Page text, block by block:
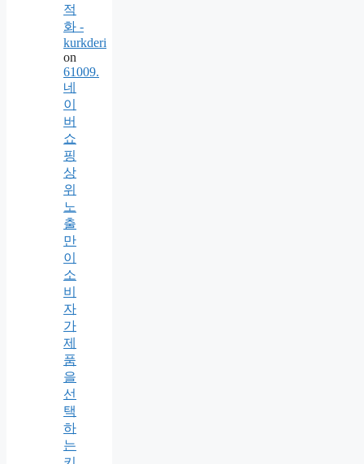
적
화 -
kurkderi
on
61009.
네
이
버
쇼
핑
상
위
노
출
만
이
소
비
자
가
제
품
을
선
택
하
는